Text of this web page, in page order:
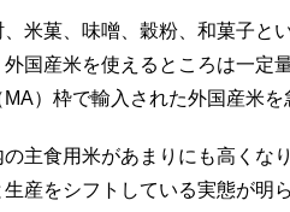
米菓、味噌、穀粉、和菓子と
国産米を使えるところは一定
）枠で輸入された外国産米を
主食用米があまりにも高くな
産をシフトしている実態が明